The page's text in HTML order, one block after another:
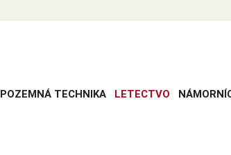
POZEMNÁ TECHNIKA LETECTVO